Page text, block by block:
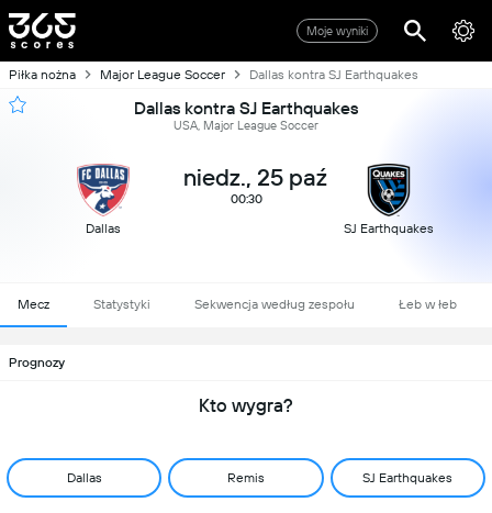
Moje wyniki
Piłka nożna Major League Soccer Dallas kontra SJ Earthquakes
Dallas kontra SJ Earthquakes
USA, Major League Soccer
Dallas
niedz., 25 paź
00:30
SJ Earthquakes
Mecz Statystyki Sekwencja według zespołu Łeb w łeb
Prognozy
Kto wygra?
Dallas Remis SJ Earthquakes